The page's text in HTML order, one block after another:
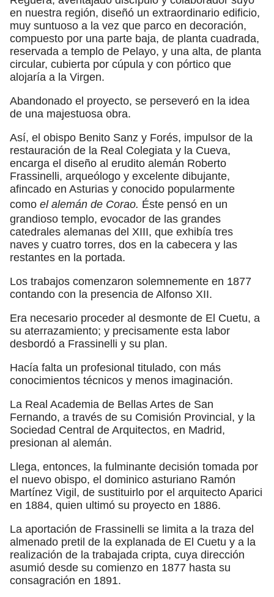
en nuestra región, diseñó un extraordinario edificio,
muy suntuoso a la vez que parco en decoración,
compuesto por una parte baja, de planta cuadrada,
reservada a templo de Pelayo, y una alta, de planta
circular, cubierta por cúpula y con pórtico que
alojaría a la Virgen.
Abandonado el proyecto, se perseveró en la idea
de una majestuosa obra.
Así, el obispo Benito Sanz y Forés, impulsor de la
restauración de la Real Colegiata y la Cueva,
encarga el diseño al erudito alemán Roberto
Frassinelli, arqueólogo y excelente dibujante,
afincado en Asturias y conocido popularmente
como el alemán de Corao. Éste pensó en un
grandioso templo, evocador de las grandes
catedrales alemanas del XIII, que exhibía tres
naves y cuatro torres, dos en la cabecera y las
restantes en la portada.
Los trabajos comenzaron solemnemente en 1877
contando con la presencia de Alfonso XII.
Era necesario proceder al desmonte de El Cuetu, a
su aterrazamiento; y precisamente esta labor
desbordó a Frassinelli y su plan.
Hacía falta un profesional titulado, con más
conocimientos técnicos y menos imaginación.
La Real Academia de Bellas Artes de San
Fernando, a través de su Comisión Provincial, y la
Sociedad Central de Arquitectos, en Madrid,
presionan al alemán.
Llega, entonces, la fulminante decisión tomada por
el nuevo obispo, el dominico asturiano Ramón
Martínez Vigil, de sustituirlo por el arquitecto Aparici
en 1884, quien ultimó su proyecto en 1886.
La aportación de Frassinelli se limita a la traza del
almenado pretil de la explanada de El Cuetu y a la
realización de la trabajada cripta, cuya dirección
asumió desde su comienzo en 1877 hasta su
consagración en 1891.